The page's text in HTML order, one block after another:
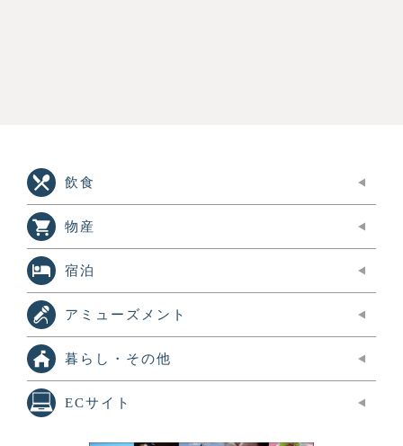
飲食
物産
宿泊
アミューズメント
暮らし・その他
ECサイト